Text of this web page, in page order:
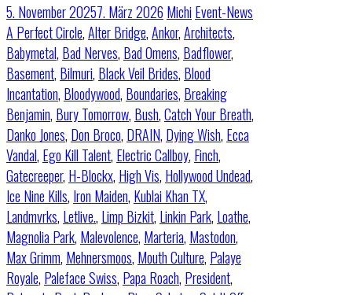
5. November 20257. März 2026 Michi Event-News
A Perfect Circle,Alter Bridge,Ankor,Architects,
Babymetal, Bad Nerves, Bad Omens, Badflower,
Basement, Bilmuri, Black Veil Brides, Blood
Incantation, Bloodywood, Boundaries, Breaking
Benjamin, Bury Tomorrow, Bush,Catch Your Breath,
Danko Jones, Don Broco, DRAIN, Dying Wish, Ecca
Vandal, Ego Kill Talent, Electric Callboy, Finch,
Gatecreeper, H-Blockx, High Vis, Hollywood Undead,
Ice Nine Kills, Iron Maiden, Kublai Khan TX,
Landmvrks, Letlive., Limp Bizkit, Linkin Park, Loathe,
Magnolia Park, Malevolence, Marteria, Mastodon,
Max Grimm, Mehnersmoos, Mouth Culture, Palaye
Royale, Paleface Swiss, Papa Roach, President,